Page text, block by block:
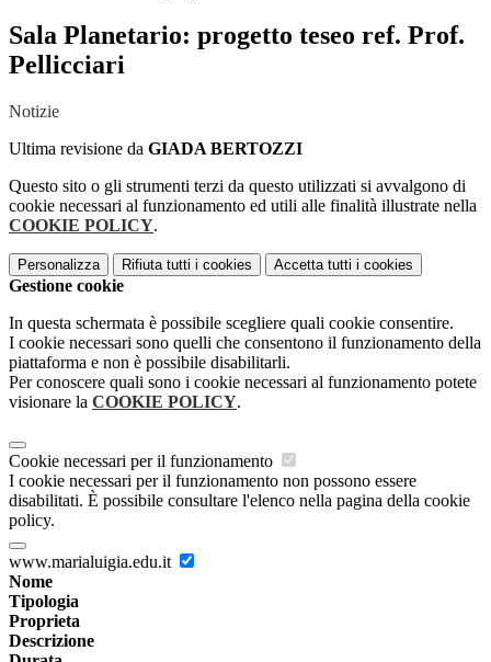
Sala Planetario: progetto teseo ref. Prof.
Pellicciari
Notizie
Ultima revisione da GIADA BERTOZZI
Questo sito o gli strumenti terzi da questo utilizzati si avvalgono di
cookie necessari al funzionamento ed utili alle finalità illustrate nella
COOKIE POLICY.
Personalizza Rifiuta tutti i cookies Accetta tutti i cookies
Gestione cookie
In questa schermata è possibile scegliere quali cookie consentire.
I cookie necessari sono quelli che consentono il funzionamento della
piattaforma e non è possibile disabilitarli.
Per conoscere quali sono i cookie necessari al funzionamento potete
visionare la COOKIE POLICY.
Cookie necessari per il funzionamento
I cookie necessari per il funzionamento non possono essere
disabilitati. È possibile consultare l'elenco nella pagina della cookie
policy.
www.marialuigia.edu.it
Nome
Tipologia
Proprieta
Descrizione